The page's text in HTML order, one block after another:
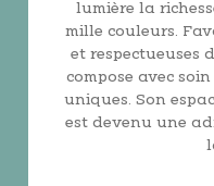
lumière la
mille couleurs.
et respectueuses
compose avec
uniques. Son
est devenu une